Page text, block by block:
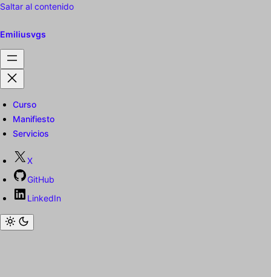
Saltar al contenido
Emiliusvgs
Curso
Manifiesto
Servicios
X
GitHub
LinkedIn